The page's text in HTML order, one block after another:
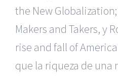
the New
Makers and Takers, y
rise and fall of
que la riqueza de una